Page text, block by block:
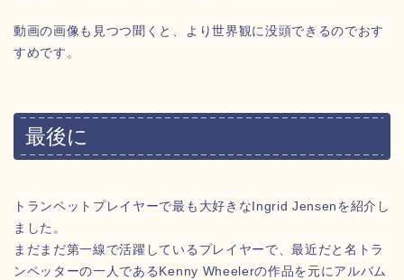
動画の画像も見つつ聞くと、より世界観に没頭できるのでおす
すめです。
最後に
トランペットプレイヤーで最も大好きなIngrid Jensenを紹介し
ました。
まだまだ第一線で活躍しているプレイヤーで、最近だと名トラ
ンペッターの一人であるKenny Wheelerの作品を元にアルバム